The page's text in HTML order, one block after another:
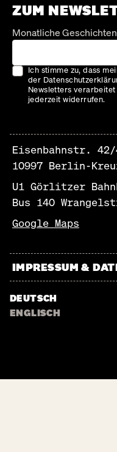
ZUM
Monatliche
Ich stimme zu, dass
der
Newsletters
jederzeit widerrufen.
Eisenbahnstr. 42/
10997 Berlin-
U1 Görlitzer
Bus 140
Google Maps
IMPRESSUM &
DEUTSCH
ENGLISCH